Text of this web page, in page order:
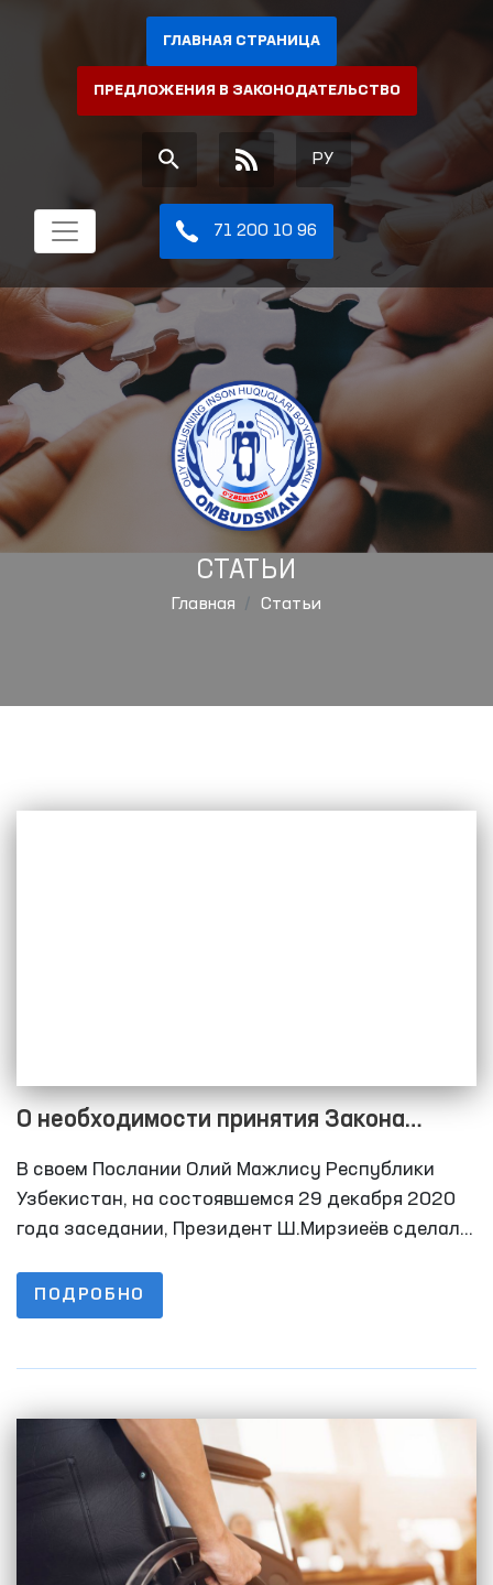
ГЛАВНАЯ СТРАНИЦА
ПРЕДЛОЖЕНИЯ В ЗАКОНОДАТЕЛЬСТВО
РУ
71 200 10 96
СТАТЬИ
Главная Статьи
О необходимости принятия Закона
Республики Узбекистан «О детском
омбудсмане»
В своем Послании Олий Мажлису Республики
Узбекистан, на состоявшемся 29 декабря 2020
года заседании, Президент Ш.Мирзиеёв сделал
детском омбудсмане.
ПОДРОБНО